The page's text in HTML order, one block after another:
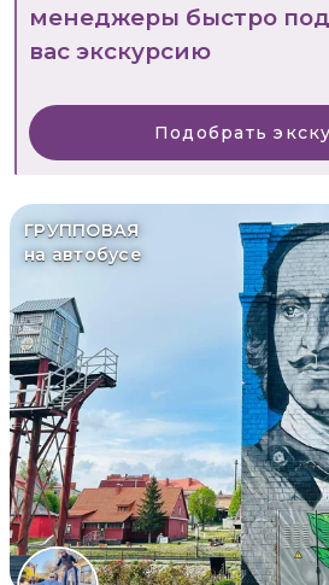
менеджеры быстро
вас экскурсию
Подобрать
ГРУППОВАЯ
на автобусе